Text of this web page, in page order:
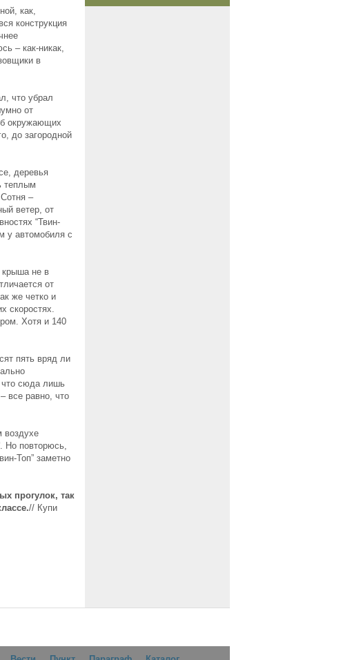
как,
конструкция
– как-никак,
в
что убрал
от
окружающих
до загородной
деревья
теплым
–
ветер, от
“Твин-
у автомобиля с
крыша не в
от
же четко и
скоростях.
Хотя и 140
пять вряд ли
что сюда лишь
все равно, что
воздухе
Но повторюсь,
Топ” заметно
прогулок, так
// Купи